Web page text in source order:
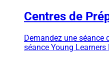
Centres de
Demandez une séance
séance Young Learners